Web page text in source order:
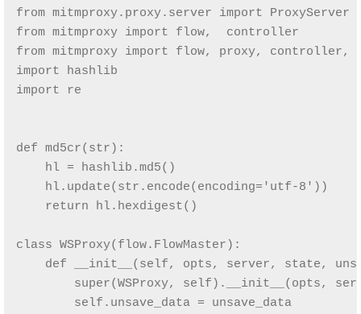
from mitmproxy.proxy.server import ProxyServer
from mitmproxy import flow,  controller
from mitmproxy import flow, proxy, controller,
import hashlib
import re
def md5cr(str):
    hl = hashlib.md5()
    hl.update(str.encode(encoding='utf-8'))
    return hl.hexdigest()
class WSProxy(flow.FlowMaster):
def __init__(self, opts, server, state,
super(WSProxy, self).__init__(opts,
        self.unsave_data = unsave_data